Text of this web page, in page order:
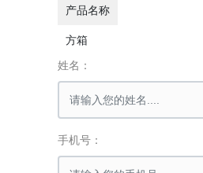
产品名称
方箱
姓名：
手机号：